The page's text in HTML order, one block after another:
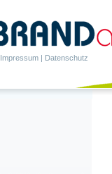
Impressum | Datenschutz